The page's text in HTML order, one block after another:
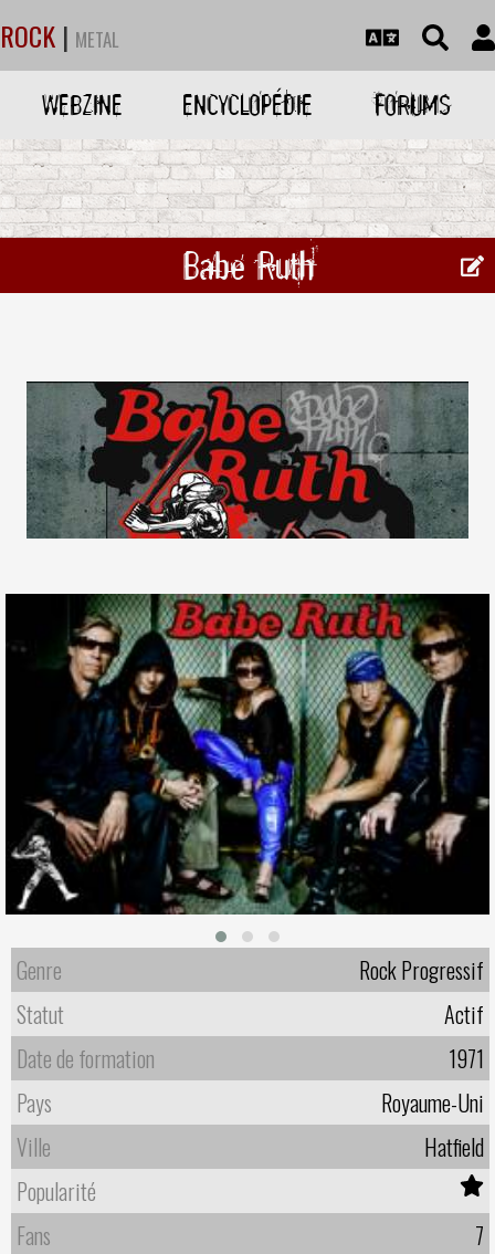
ROCK | METAL
WEBZINE ENCYCLOPÉDIE FORUMS
Babe Ruth
Genre
Rock Progressif
Statut
Actif
Date de formation
1971
Pays
Royaume-Uni
Ville
Hatfield
Popularité
Fans
7